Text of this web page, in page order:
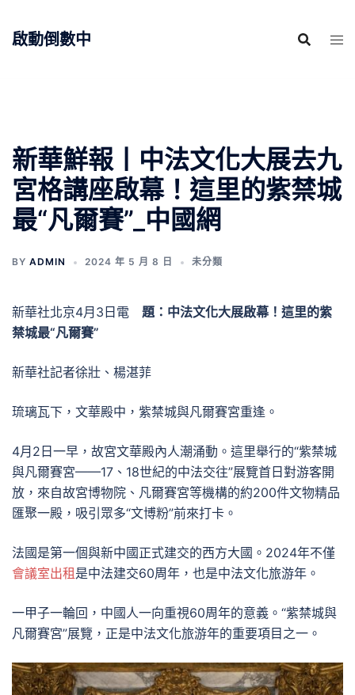
啟動倒數中
新華鮮報丨中法文化大展去九
宮格講座啟幕！這里的紫禁城
最“凡爾賽”_中國網
BY ADMIN 2024 年 5 月 8 日 未分類
新華社北京4月3日電 題：中法文化大展啟幕！這里的紫
禁城最“凡爾賽”
新華社記者徐壯、楊湛菲
琉璃瓦下，文華殿中，紫禁城與凡爾賽宮重逢。
4月2日一早，故宮文華殿內人潮涌動。這里舉行的“紫禁城
與凡爾賽宮——17、18世紀的中法交往”展覽首日對游客開
放，來自故宮博物院、凡爾賽宮等機構的約200件文物精品
匯聚一殿，吸引眾多“文博粉”前來打卡。
法國是第一個與新中國正式建交的西方大國。2024年不僅
會議室出租 是中法建交60周年，也是中法文化旅游年。
一甲子一輪回，中國人一向重視60周年的意義。“紫禁城與
凡爾賽宮”展覽，正是中法文化旅游年的重要項目之一。